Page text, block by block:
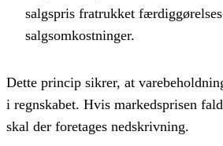
salgspris fratrukket
salgsomkostninger.
Dette princip sikrer, at
i regnskabet. Hvis markedsprisen
skal der foretages nedskrivning.